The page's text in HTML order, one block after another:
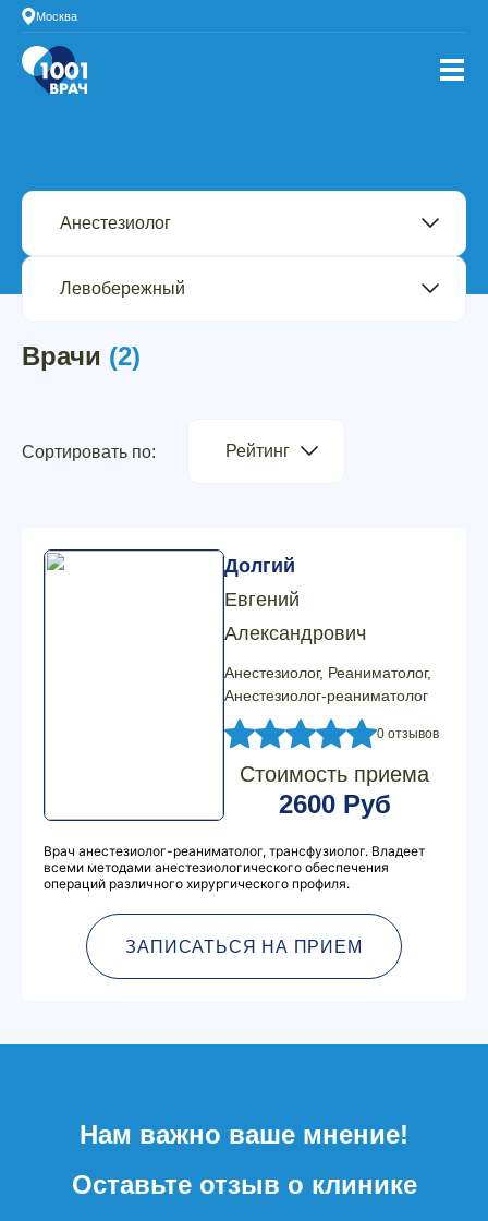
Москва
Врачи (2)
Сортировать по: Рейтинг
Долгий
Евгений
Александрович
Анестезиолог, Реаниматолог,
Анестезиолог-реаниматолог
0 отзывов
Стоимость приема
2600 Руб
Врач анестезиолог-реаниматолог, трансфузиолог. Владеет
всеми методами анестезиологического обеспечения
операций различного хирургического профиля.
ЗАПИСАТЬСЯ НА ПРИЕМ
Нам важно ваше мнение!
Оставьте отзыв о клинике